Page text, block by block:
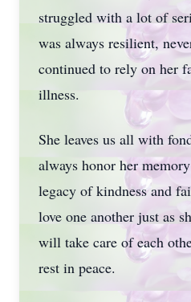
struggled with a lot of
was always resilient,
continued to rely on her
illness.
She leaves us all with
always honor her
legacy of kindness and
love one another just as
will take care of each
rest in peace.